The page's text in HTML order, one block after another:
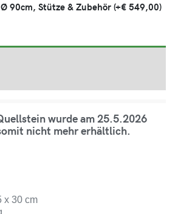
90cm, Stütze & Zubehör (+€ 549,00)
wurde am 25.5.2026
nicht mehr erhältlich.
x 30 cm